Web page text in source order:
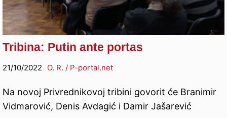
Tribina: Putin ante portas
21/10/2022 O. R. / P-portal.net
Na novoj Privrednikovoj tribini govorit će Branimir
Vidmarović, Denis Avdagić i Damir Jašarević